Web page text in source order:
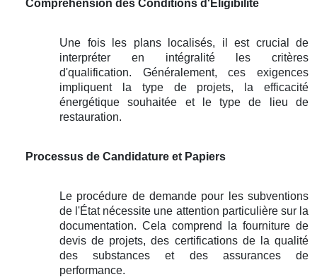
Compréhension des Conditions d'Éligibilité
Une fois les plans localisés, il est crucial de
interpréter en intégralité les critères
d'qualification. Généralement, ces exigences
impliquent la type de projets, la efficacité
énergétique souhaitée et le type de lieu de
restauration.
Processus de Candidature et Papiers
Le procédure de demande pour les subventions
de l'État nécessite une attention particulière sur la
documentation. Cela comprend la fourniture de
devis de projets, des certifications de la qualité
des substances et des assurances de
performance.